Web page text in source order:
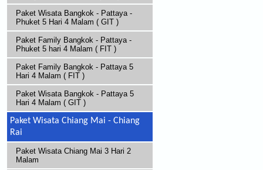
Paket Wisata Bangkok - Pattaya -
Phuket 5 Hari 4 Malam ( GIT )
Paket Family Bangkok - Pattaya -
Phuket 5 hari 4 Malam ( FIT )
Paket Family Bangkok - Pattaya 5
Hari 4 Malam ( FIT )
Paket Wisata Bangkok - Pattaya 5
Hari 4 Malam ( GIT )
Paket Wisata Chiang Mai - Chiang
Rai
Paket Wisata Chiang Mai 3 Hari 2
Malam